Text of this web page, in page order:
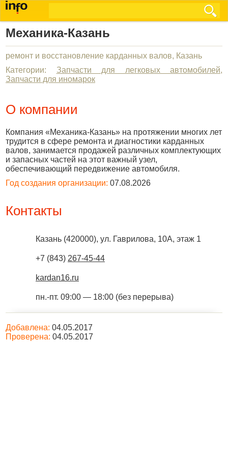
Механика-Казань
ремонт и восстановление карданных валов, Казань
Категории: Запчасти для легковых автомобилей,
Запчасти для иномарок
О компании
Компания «Механика-Казань» на протяжении многих лет
трудится в сфере ремонта и диагностики карданных
валов, занимается продажей различных комплектующих
и запасных частей на этот важный узел,
обеспечивающий передвижение автомобиля.
Год создания организации: 07.08.2026
Контакты
Казань (420000), ул. Гаврилова, 10А, этаж 1
+7 (843) 267-45-44
kardan16.ru
пн.-пт. 09:00 — 18:00 (без перерыва)
Добавлена: 04.05.2017
Проверена: 04.05.2017